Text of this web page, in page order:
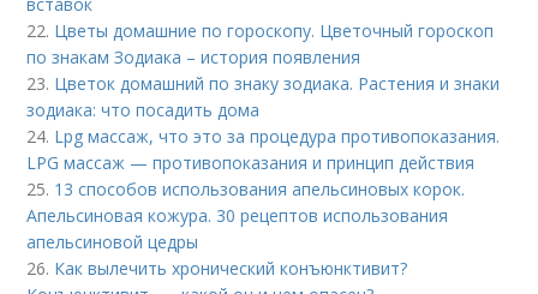
22. Цветы домашние по гороскопу. Цветочный гороскоп
по знакам Зодиака – история появления
23. Цветок домашний по знаку зодиака. Растения и знаки
зодиака: что посадить дома
24. Lpg массаж, что это за процедура противопоказания.
LPG массаж — противопоказания и принцип действия
25. 13 способов использования апельсиновых корок.
Апельсиновая кожура. 30 рецептов использования
апельсиновой цедры
26. Как вылечить хронический конъюнктивит?